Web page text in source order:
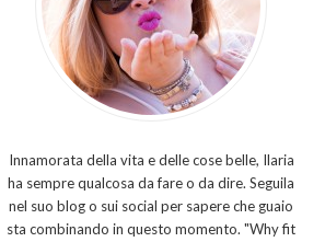
Innamorata della vita e delle cose belle, Ilaria
ha sempre qualcosa da fare o da dire. Seguila
nel suo blog o sui social per sapere che guaio
sta combinando in questo momento. "Why fit